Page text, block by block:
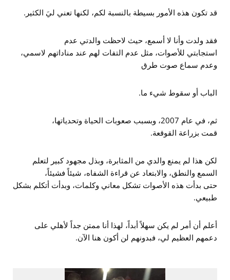
قد تكون هذه الأمور بسيطة بالنسبة لكم، لكنها تعني ليَ الكثير.
فقد ولدت وأنا لا أسمع، حيث لاحظت والدتي عدم
استجابتي للأصوات، مثل عدم التفات لهم عند مناداتهم لاسمي،
وعدم سماع صوت طرق
الباب أو سقوط شيء ما.
ثم، في عام 2007، وبسبب صعوبات الحياة وتحدياتها،
قمت بزراعة القوقعة.
لكن هذا لم يمنع والدي من المثابرة، وبذل مجهود كبير لتعلم
السمع والنطق، والابتعاد عن قراءة الشفاه، شيئاً فشيئاً،
حتى بدأت هذه الأصوات تشكل معاني وكلمات، وبدأت أتكلم بشكل
طبيعي.
أعلم أن أمر لم يكن سهلاً أبداً، لهذا أنا ممتن جداً لأهلي على
دعمهم العظيم لي، فبدونهم لن أكون هنا الآن.